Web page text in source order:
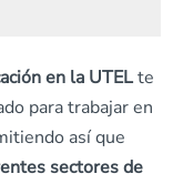
en la UTELte
para trabajar en
así que
sectores de